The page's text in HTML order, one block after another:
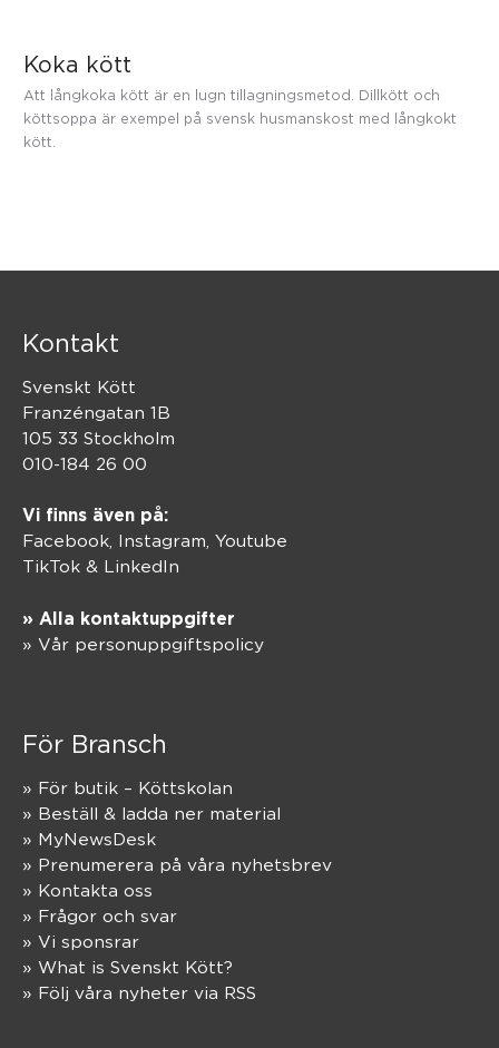
Koka kött
Att långkoka kött är en lugn tillagningsmetod. Dillkött och
köttsoppa är exempel på svensk husmanskost med långkokt
kött.
Kontakt
Svenskt Kött
Franzéngatan 1B
105 33 Stockholm
010-184 26 00
Vi finns även på:
Facebook, Instagram Youtube
TikTok & LinkedIn
» Alla kontaktuppgifter
» Vår personuppgiftspolicy
För Bransch
» För butik – Köttskolan
» Beställ & ladda ner material
» MyNewsDesk
» Prenumerera på våra nyhetsbrev
» Kontakta oss
» Frågor och svar
» Vi sponsrar
» What is Svenskt Kött?
» Följ våra nyheter via RSS